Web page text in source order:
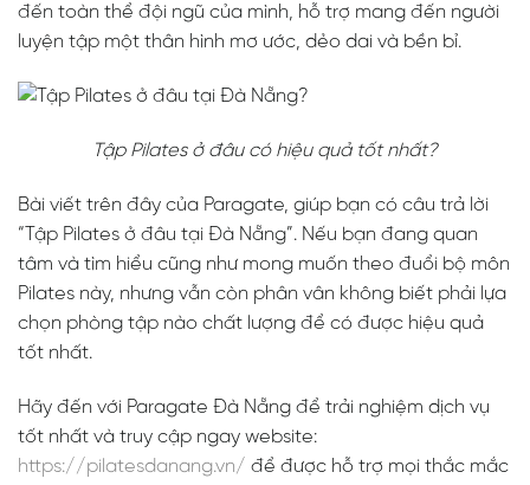
đến toàn thể đội ngũ của mình, hỗ trợ mang đến người
luyện tập một thân hình mơ ước, dẻo dai và bền bỉ.
Tập Pilates ở đâu có hiệu quả tốt nhất?
Bài viết trên đây của Paragate, giúp bạn có câu trả lời
“Tập Pilates ở đâu tại Đà Nẵng”. Nếu bạn đang quan
tâm và tìm hiểu cũng như mong muốn theo đuổi bộ môn
Pilates này, nhưng vẫn còn phân vân không biết phải lựa
chọn phòng tập nào chất lượng để có được hiệu quả
tốt nhất.
Hãy đến với Paragate Đà Nẵng để trải nghiệm dịch vụ
tốt nhất và truy cập ngay website:
https://pilatesdanang.vn/ để được hỗ trợ mọi thắc mắc